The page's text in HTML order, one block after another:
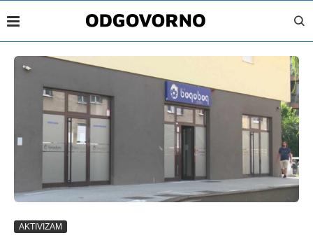
AKTIVIZAM